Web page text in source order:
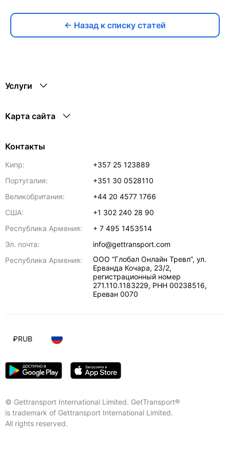
← Назад к списку статей
Услуги
Карта сайта
Контакты
Кипр:
+357 25 123889
Португалия:
+351 30 0528110
Великобритания:
+44 20 4577 1766
США:
+1 302 240 28 90
Республика Армения:
+ 7 495 1453514
Эл. почта:
info@gettransport.com
Республика Армения:
ООО “Глобал Онлайн Тревл”, ул.
Ерванда Кочара, 23/2,
регистрационный номер
271.110.1183229, РНН 00238516,
Ереван 0070
© Gettransport International Limited. GetTransport®
is trademark of Gettransport International Limited.
All rights reserved.
₽RUB